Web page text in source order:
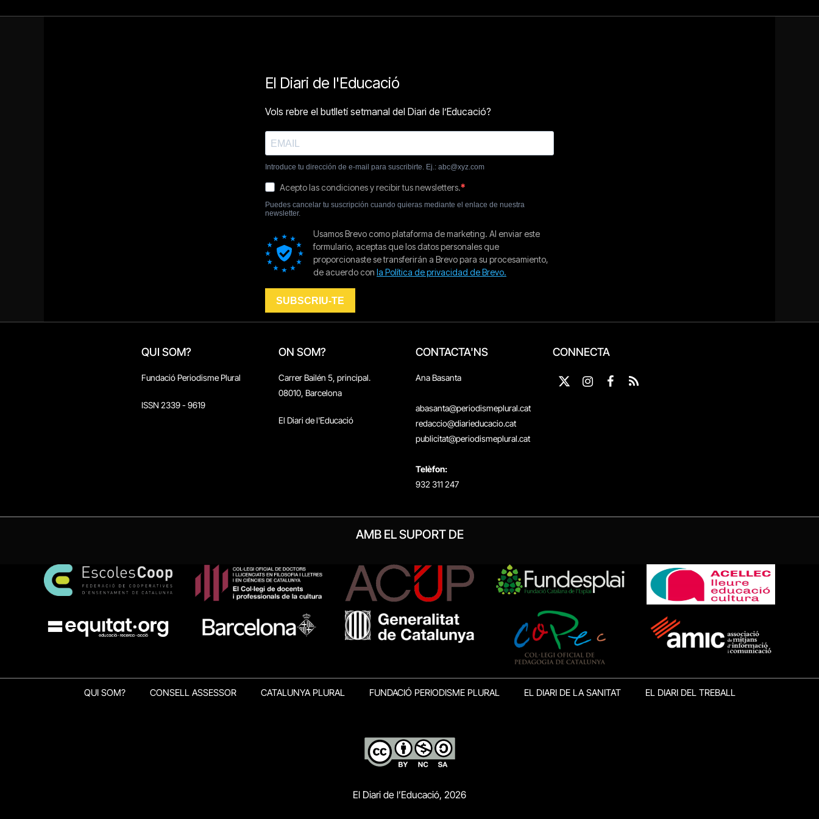
QUI SOM?
Fundació Periodisme Plural
ISSN 2339 - 9619
ON SOM?
Carrer Bailén 5, principal.
08010, Barcelona
El Diari de l'Educació
CONTACTA'NS
Ana Basanta
abasanta@periodismeplural.cat
redaccio@diarieducacio.cat
publicitat@periodismeplural.cat
Telèfon:
932 311 247
CONNECTA
X
Instagram
Facebook
RSS
AMB EL SUPORT DE
QUI SOM? CONSELL ASSESSOR CATALUNYA PLURAL FUNDACIÓ PERIODISME PLURAL EL DIARI DE LA SANITAT EL DIARI DEL TREBALL
El Diari de l’Educació, 2026